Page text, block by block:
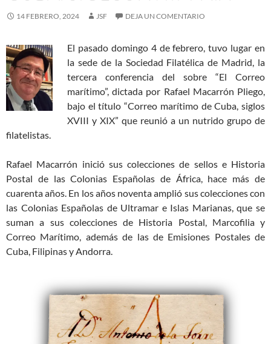
14 FEBRERO, 2024 JSF DEJA UN COMENTARIO
El pasado domingo 4 de febrero, tuvo lugar en
la sede de la Sociedad Filatélica de Madrid, la
tercera conferencia del sobre “El Correo
marítimo”, dictada por Rafael Macarrón Pliego,
bajo el título “Correo marítimo de Cuba, siglos
XVIII y XIX” que reunió a un nutrido grupo de
filatelistas.
Rafael Macarrón inició sus colecciones de sellos e Historia
Postal de las Colonias Españolas de África, hace más de
cuarenta años. En los años noventa amplió sus colecciones con
las Colonias Españolas de Ultramar e Islas Marianas, que se
suman a sus colecciones de Historia Postal, Marcofilia y
Correo Marítimo, además de las de Emisiones Postales de
Cuba, Filipinas y Andorra.